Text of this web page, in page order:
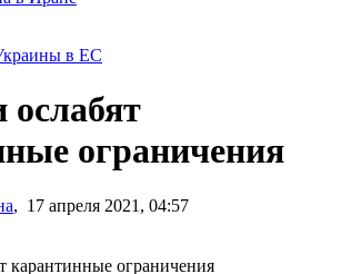
в ЕС
ограничения
, 17 апреля 2021, 04:57